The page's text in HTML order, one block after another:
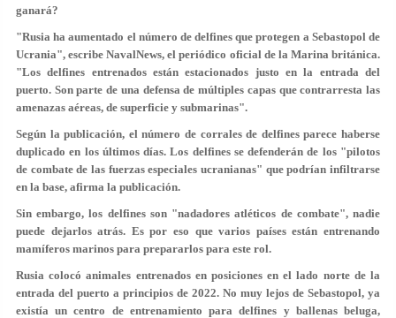
ganará?
"Rusia ha aumentado el número de delfines que protegen a Sebastopol de
Ucrania", escribe NavalNews, el periódico oficial de la Marina británica.
"Los delfines entrenados están estacionados justo en la entrada del
puerto. Son parte de una defensa de múltiples capas que contrarresta las
amenazas aéreas, de superficie y submarinas".
Según la publicación, el número de corrales de delfines parece haberse
duplicado en los últimos días. Los delfines se defenderán de los "pilotos
de combate de las fuerzas especiales ucranianas" que podrían infiltrarse
en la base, afirma la publicación.
Sin embargo, los delfines son "nadadores atléticos de combate", nadie
puede dejarlos atrás. Es por eso que varios países están entrenando
mamíferos marinos para prepararlos para este rol.
Rusia colocó animales entrenados en posiciones en el lado norte de la
entrada del puerto a principios de 2022. No muy lejos de Sebastopol, ya
existía un centro de entrenamiento para delfines y ballenas beluga,